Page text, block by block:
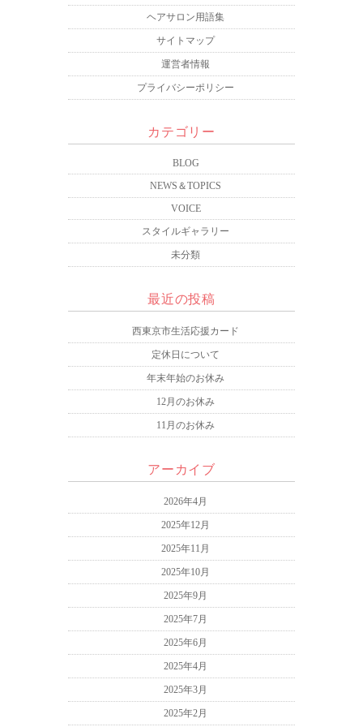
ヘアサロン用語集
サイトマップ
運営者情報
プライバシーポリシー
カテゴリー
BLOG
NEWS＆TOPICS
VOICE
スタイルギャラリー
未分類
最近の投稿
西東京市生活応援カード
定休日について
年末年始のお休み
12月のお休み
11月のお休み
アーカイブ
2026年4月
2025年12月
2025年11月
2025年10月
2025年9月
2025年7月
2025年6月
2025年4月
2025年3月
2025年2月